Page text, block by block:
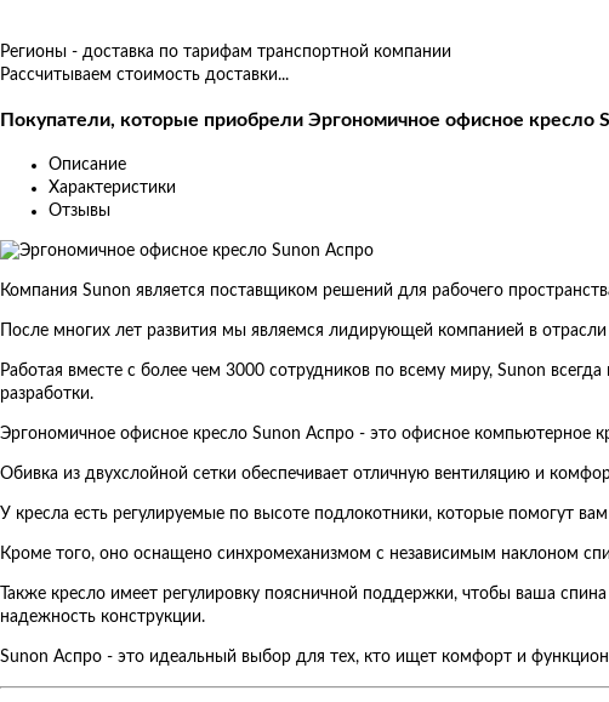
Регионы - доставка по тарифам транспортной компании
Рассчитываем стоимость доставки...
Покупатели, которые приобрели Эргономичное офисное
Описание
Характеристики
Отзывы
Компания Sunon является поставщиком решений для рабочего
После многих лет развития мы являемся лидирующей компанией в
Работая вместе с более чем 3000 сотрудников по всему миру, Sunon
разработки.
Эргономичное офисное кресло Sunon Аспро - это офисное компьютерное
Обивка из двухслойной сетки обеспечивает отличную вентиляцию и
У кресла есть регулируемые по высоте подлокотники, которые помогут
Кроме того, оно оснащено синхромеханизмом с независимым наклоном
Также кресло имеет регулировку поясничной поддержки, чтобы ваша
надежность конструкции.
Sunon Аспро - это идеальный выбор для тех, кто ищет комфорт и